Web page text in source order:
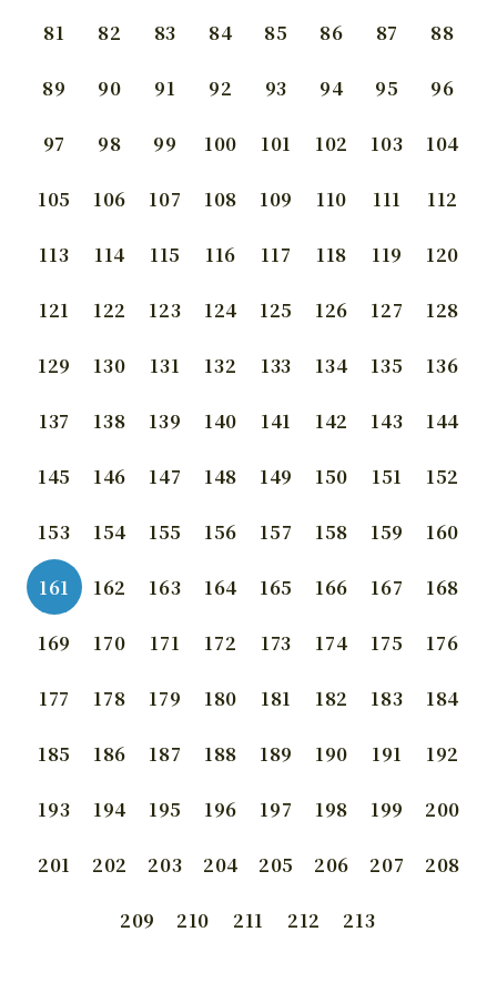
81 82 83 84 85 86 87 88
89 90 91 92 93 94 95 96
97 98 99 100 101 102 103 104
105 106 107 108 109 110 111 112
113 114 115 116 117 118 119 120
121 122 123 124 125 126 127 128
129 130 131 132 133 134 135 136
137 138 139 140 141 142 143 144
145 146 147 148 149 150 151 152
153 154 155 156 157 158 159 160
161 162 163 164 165 166 167 168
169 170 171 172 173 174 175 176
177 178 179 180 181 182 183 184
185 186 187 188 189 190 191 192
193 194 195 196 197 198 199 200
201 202 203 204 205 206 207 208
209 210 211 212 213